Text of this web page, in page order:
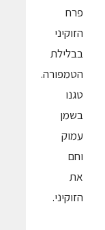
פרח
הזוקיני
בבלילת
הטמפורה.
טגנו
בשמן
עמוק
וחם
את
הזוקיני.